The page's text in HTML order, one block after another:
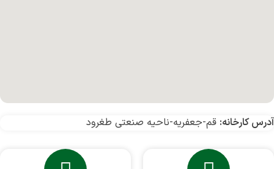
آدرس کارخانه: قم-جعفریه-ناحیه صنعتی طغرود